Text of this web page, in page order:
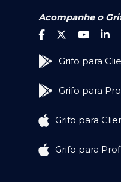
Acompanhe o
Grifo para
Grifo para
Grifo para
Grifo para